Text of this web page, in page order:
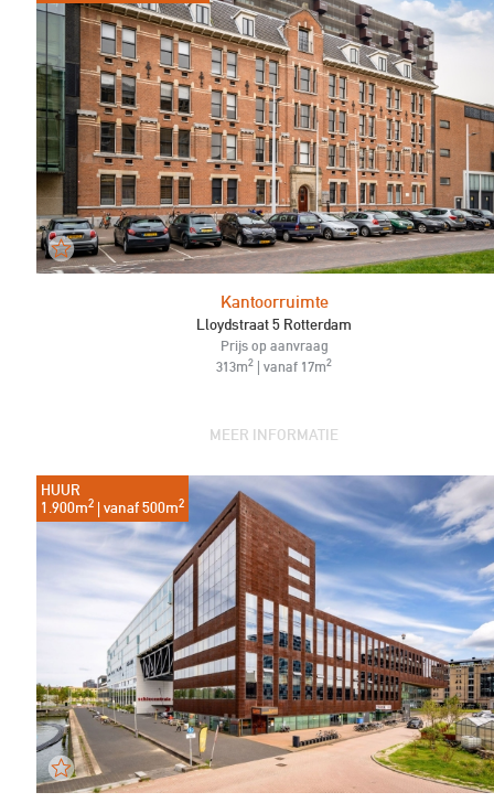
Kantoorruimte
Lloydstraat 5 Rotterdam
Prijs op aanvraag
313m2 | vanaf 17m2
MEER INFORMATIE
HUUR
1.900m2 | vanaf 500m2